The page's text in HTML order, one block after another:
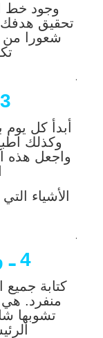
وجود خط
تحقيق هدفك.
شعورا من
.
أبدأ كل يوم
وكذلك
واجعل هذه
الأشياء
.
4 ـ وضع خطة العمل.
كتابة
منفرد.
تشوبها